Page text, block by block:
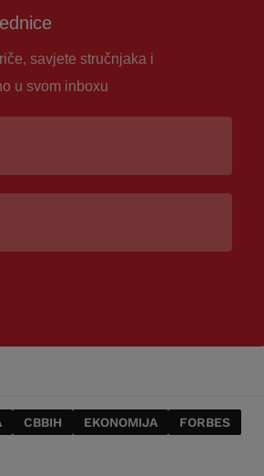
savjete stručnjaka i
u svom inboxu
CBBIH EKONOMIJA
FORBES